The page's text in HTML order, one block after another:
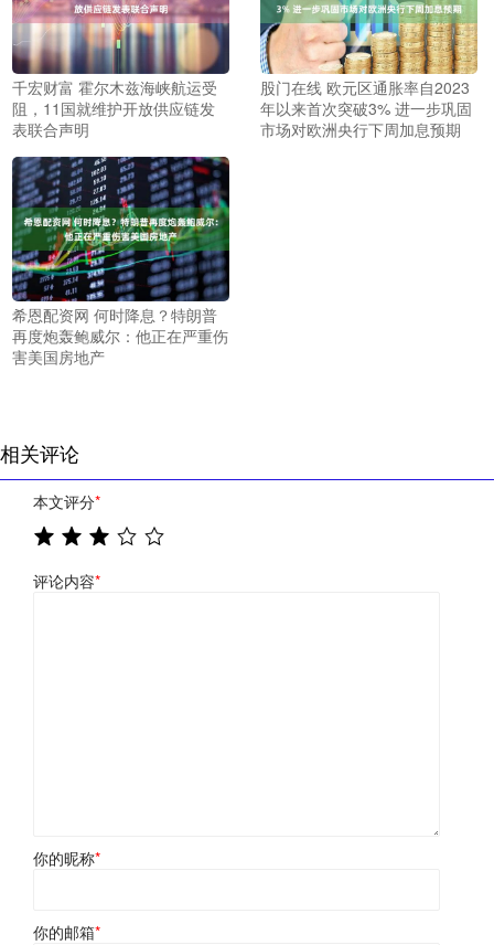
千宏财富 霍尔木兹海峡航运受
阻，11国就维护开放供应链发
表联合声明
股门在线 欧元区通胀率自2023
年以来首次突破3% 进一步巩固
市场对欧洲央行下周加息预期
希恩配资网 何时降息？特朗普
再度炮轰鲍威尔：他正在严重伤
害美国房地产
相关评论
本文评分*
评论内容*
你的昵称*
你的邮箱*